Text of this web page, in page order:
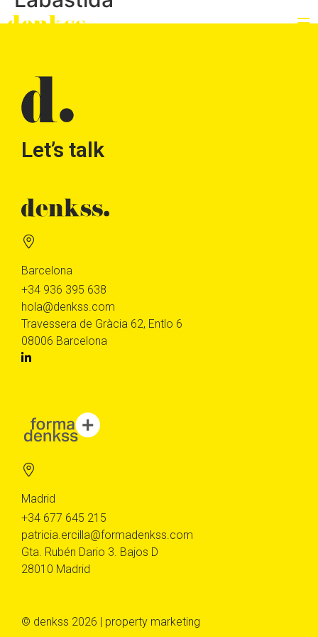
Let’s talk
Barcelona
+34 936 395 638
hola@denkss.com
Travessera de Gràcia 62, Entlo 6
08006 Barcelona
Madrid
+34 677 645 215
patricia.ercilla@formadenkss.com
Gta. Rubén Dario 3. Bajos D
28010 Madrid
© denkss 2026 | property marketing